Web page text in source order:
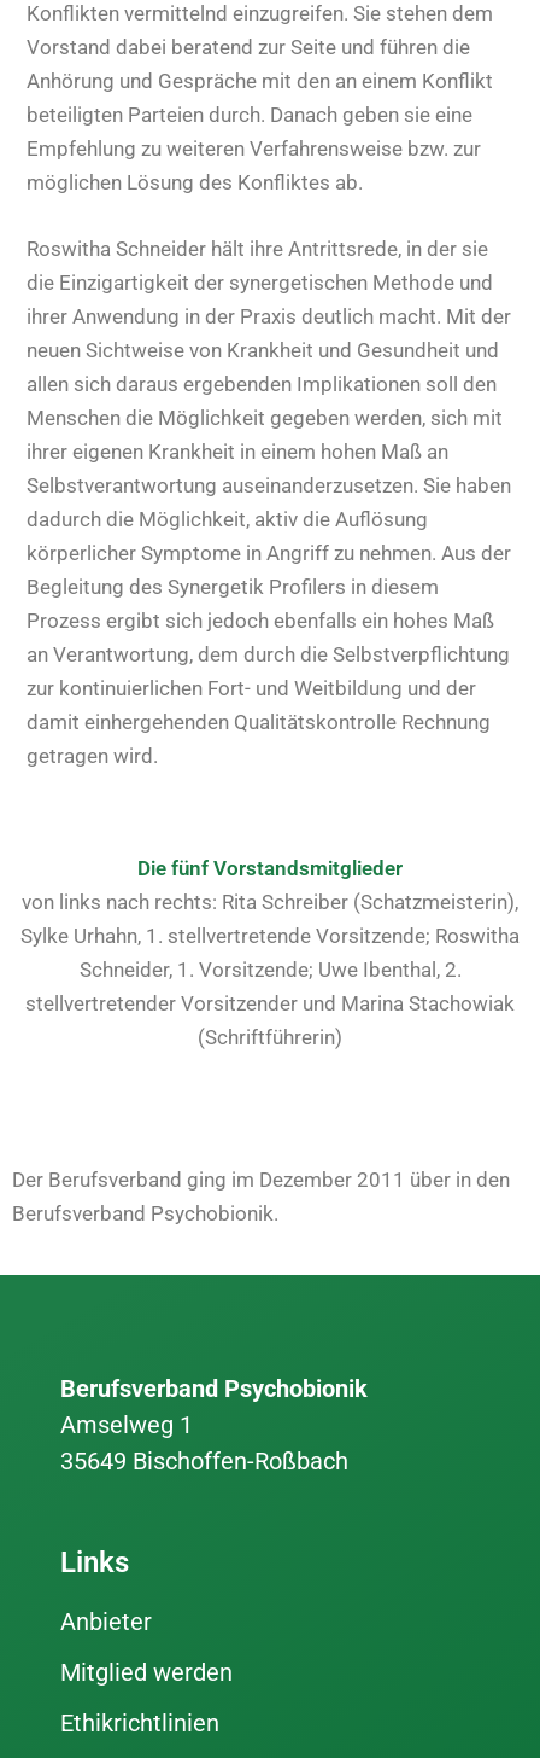
Konflikten vermittelnd einzugreifen. Sie stehen dem
Vorstand dabei beratend zur Seite und führen die
Anhörung und Gespräche mit den an einem Konflikt
beteiligten Parteien durch. Danach geben sie eine
Empfehlung zu weiteren Verfahrensweise bzw. zur
möglichen Lösung des Konfliktes ab.
Roswitha Schneider hält ihre Antrittsrede, in der sie
die Einzigartigkeit der synergetischen Methode und
ihrer Anwendung in der Praxis deutlich macht. Mit der
neuen Sichtweise von Krankheit und Gesundheit und
allen sich daraus ergebenden Implikationen soll den
Menschen die Möglichkeit gegeben werden, sich mit
ihrer eigenen Krankheit in einem hohen Maß an
Selbstverantwortung auseinanderzusetzen. Sie haben
dadurch die Möglichkeit, aktiv die Auflösung
körperlicher Symptome in Angriff zu nehmen. Aus der
Begleitung des Synergetik Profilers in diesem
Prozess ergibt sich jedoch ebenfalls ein hohes Maß
an Verantwortung, dem durch die Selbstverpflichtung
zur kontinuierlichen Fort- und Weitbildung und der
damit einhergehenden Qualitätskontrolle Rechnung
getragen wird.
Die fünf Vorstandsmitglieder
von links nach rechts: Rita Schreiber (Schatzmeisterin),
Sylke Urhahn, 1. stellvertretende Vorsitzende; Roswitha
Schneider, 1. Vorsitzende; Uwe Ibenthal, 2.
stellvertretender Vorsitzender und Marina Stachowiak
(Schriftführerin)
Der Berufsverband ging im Dezember 2011 über in den
Berufsverband Psychobionik.
Berufsverband Psychobionik
Amselweg 1
35649 Bischoffen-Roßbach
Links
Anbieter
Mitglied werden
Ethikrichtlinien